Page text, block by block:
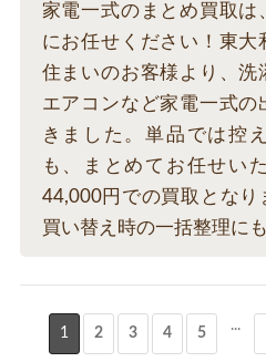
家電一式のまとめ買取は
にお任せください！東大
住まいのお客様より、洗
エアコンなど家電一式
きました。単品では控
も、まとめてお任せい
44,000円での買取とな
買い替え時の一括整理に
1 2 3 4 5 ...